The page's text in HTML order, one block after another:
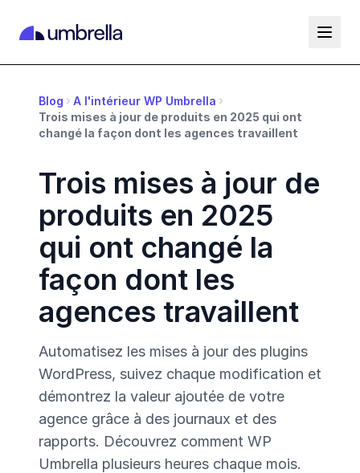
Blog
A l'intérieur WP Umbrella
Trois mises à jour de produits en 2025 qui ont
changé la façon dont les agences travaillent
Trois mises à jour de
produits en 2025
qui ont changé la
façon dont les
agences travaillent
Automatisez les mises à jour des plugins
WordPress, suivez chaque modification et
démontrez la valeur ajoutée de votre
agence grâce à des journaux et des
rapports. Découvrez comment WP
Umbrella plusieurs heures chaque mois.